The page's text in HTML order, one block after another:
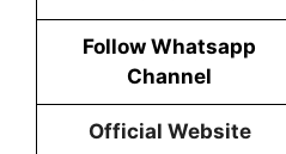
Follow Whatsapp
Channel
Official Website